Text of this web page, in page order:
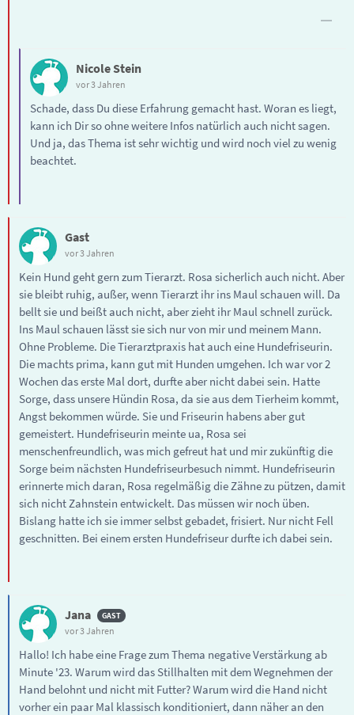
Nicole Stein
vor 3 Jahren
Schade, dass Du diese Erfahrung gemacht hast. Woran es liegt,
kann ich Dir so ohne weitere Infos natürlich auch nicht sagen.
Und ja, das Thema ist sehr wichtig und wird noch viel zu wenig
beachtet.
Gast
vor 3 Jahren
Kein Hund geht gern zum Tierarzt. Rosa sicherlich auch nicht. Aber
sie bleibt ruhig, außer, wenn Tierarzt ihr ins Maul schauen will. Da
bellt sie und beißt auch nicht, aber zieht ihr Maul schnell zurück.
Ins Maul schauen lässt sie sich nur von mir und meinem Mann.
Ohne Probleme. Die Tierarztpraxis hat auch eine Hundefriseurin.
Die machts prima, kann gut mit Hunden umgehen. Ich war vor 2
Wochen das erste Mal dort, durfte aber nicht dabei sein. Hatte
Sorge, dass unsere Hündin Rosa, da sie aus dem Tierheim kommt,
Angst bekommen würde. Sie und Friseurin habens aber gut
gemeistert. Hundefriseurin meinte ua, Rosa sei
menschenfreundlich, was mich gefreut hat und mir zukünftig die
Sorge beim nächsten Hundefriseurbesuch nimmt. Hundefriseurin
erinnerte mich daran, Rosa regelmäßig die Zähne zu pützen, damit
sich nicht Zahnstein entwickelt. Das müssen wir noch üben.
Bislang hatte ich sie immer selbst gebadet, frisiert. Nur nicht Fell
geschnitten. Bei einem ersten Hundefriseur durfte ich dabei sein.
Jana
vor 3 Jahren
Hallo! Ich habe eine Frage zum Thema negative Verstärkung ab
Minute '23. Warum wird das Stillhalten mit dem Wegnehmen der
Hand belohnt und nicht mit Futter? Warum wird die Hand nicht
vorher ein paar Mal klassisch konditioniert, dann näher an den